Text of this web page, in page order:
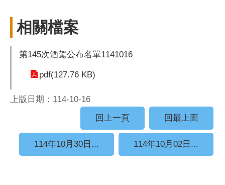
相關檔案
第145次酒駕公布名單1141016
pdf(127.76 KB)
上版日期：114-10-16
回上一頁
回最上面
114年10月30日... 114年10月02日...